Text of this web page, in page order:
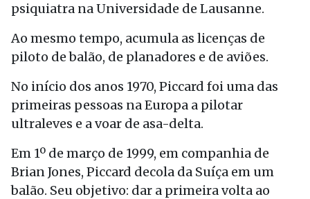
psiquiatra na Universidade de Lausanne.
Ao mesmo tempo, acumula as licenças de
piloto de balão, de planadores e de aviões.
No início dos anos 1970, Piccard foi uma das
primeiras pessoas na Europa a pilotar
ultraleves e a voar de asa-delta.
Em 1º de março de 1999, em companhia de
Brian Jones, Piccard decola da Suíça em um
balão. Seu objetivo: dar a primeira volta ao